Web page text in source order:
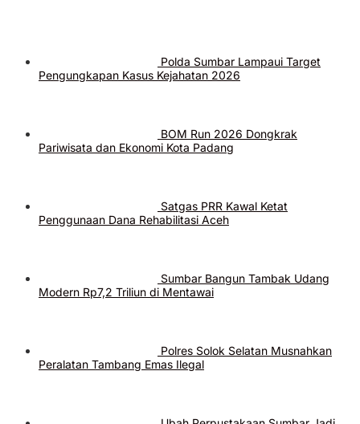
Polda Sumbar Lampaui Target
Pengungkapan Kasus Kejahatan 2026
BOM Run 2026 Dongkrak
Pariwisata dan Ekonomi Kota Padang
Satgas PRR Kawal Ketat
Penggunaan Dana Rehabilitasi Aceh
Sumbar Bangun Tambak Udang
Modern Rp7,2 Triliun di Mentawai
Polres Solok Selatan Musnahkan
Peralatan Tambang Emas Ilegal